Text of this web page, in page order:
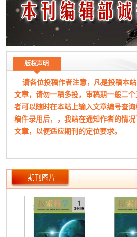
人们的生存、生活、生产都息息相
有重大的意义.本文简要介绍了我
国水体污染的控制工程提供一定的
【分 类】 【工业技术】>建筑
【关键词】
版权声明
请各位投稿作者注意，凡是投稿本
文章，请勿一稿多投，审稿期一般二
者可以随时在本站上输入文章编号查询
稿件录用后，，我站在通知作者的情
文章，以便适应期刊的定位要求。
期刊图片